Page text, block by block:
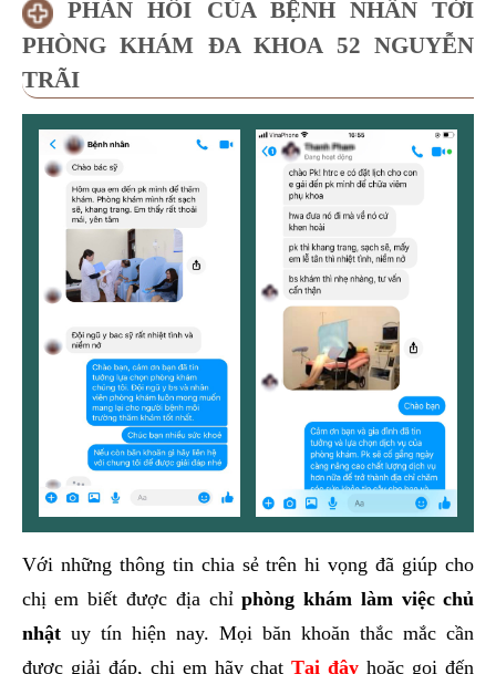
PHẢN HỒI CỦA BỆNH NHÂN TỚI
PHÒNG KHÁM ĐA KHOA 52 NGUYỄN
TRÃI
Với những thông tin chia sẻ trên hi vọng đã giúp cho
chị em biết được địa chỉphòng khám làm việc chủ
nhật uy tín hiện nay. Mọi băn khoăn thắc mắc cần
được giải đáp, chị em hãy chatTại đây hoặc gọi đến